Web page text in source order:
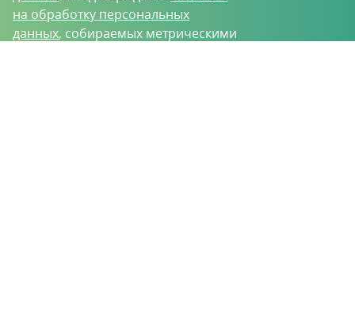
на обработку персональных
данных, собираемых метрическими